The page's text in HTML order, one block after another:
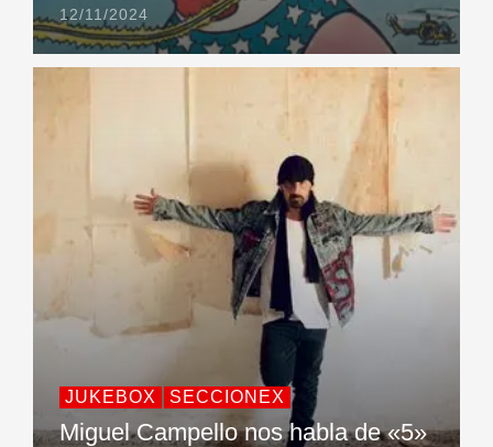
12/11/2024
JUKEBOX SECCIONEX
Miguel Campello nos habla de «5»